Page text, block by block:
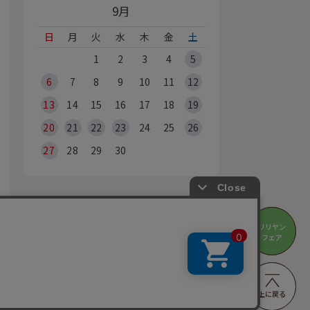
リリヤン
フェア
上に戻る
リリヤン
フェア
上に戻る
9月
日 月 火 水 木 金
土
1
2 3 4
5
6
7 8 9 10 11
12
13
14 15 16 17 18
19
20
21 22 23 24 25
26
27
28 29 30
からのご注文は、24時間承っております
をご覧ください